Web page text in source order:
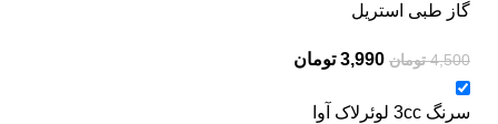
گاز طبی استریل
4,500 تومان 3,990 تومان
سرنگ 3cc لوئرلاک آوا